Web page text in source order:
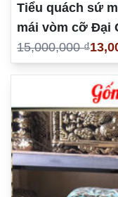
Tiểu quách sứ
mái vòm cỡ Đại
15,000,000 ₫